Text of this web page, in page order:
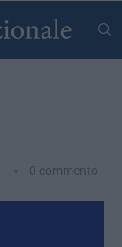
0 commento